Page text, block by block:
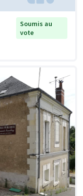
Soumis au
vote